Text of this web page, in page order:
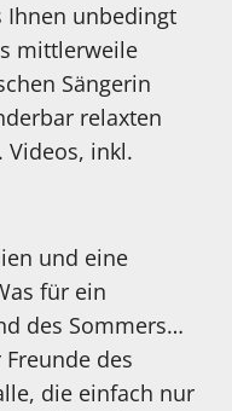
Ihnen unbedingt
mittlerweile
Sängerin
relaxten
Videos, inkl.
und eine
für ein
des Sommers…
des
die einfach nur